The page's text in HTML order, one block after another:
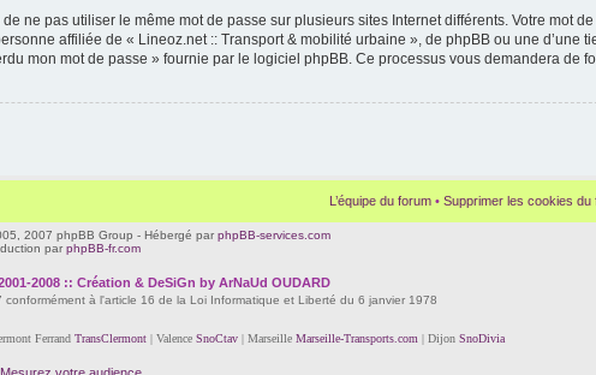
ne pas utiliser le même mot de passe sur plusieurs sites Internet différents. Votre mot
affiliée de « Lineoz.net :: Transport & mobilité urbaine », de phpBB ou une d’une
mon mot de passe » fournie par le logiciel phpBB. Ce processus vous demandera de
L’équipe du forum • Supprimer les cookies du
2007 phpBB Group - Hébergé par phpBB-services.com
par phpBB-fr.com
2008 :: Création & DeSiGn by ArNaUd OUDARD
à l'article 16 de la Loi Informatique et Liberté du 6 janvier 1978
Ferrand TransClermont| Valence SnoCtav| Marseille Marseille-Transports.com | Dijon SnoDivia